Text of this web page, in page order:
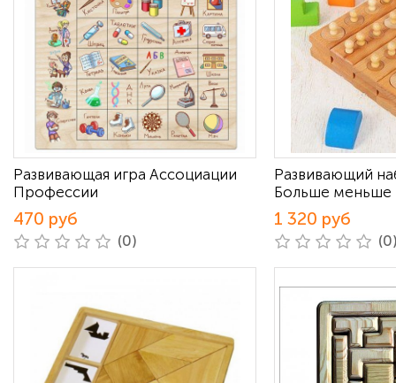
Развивающая игра Ассоциации
Профессии
470 руб
(0)
Развивающий
Больше меньше
1 320 руб